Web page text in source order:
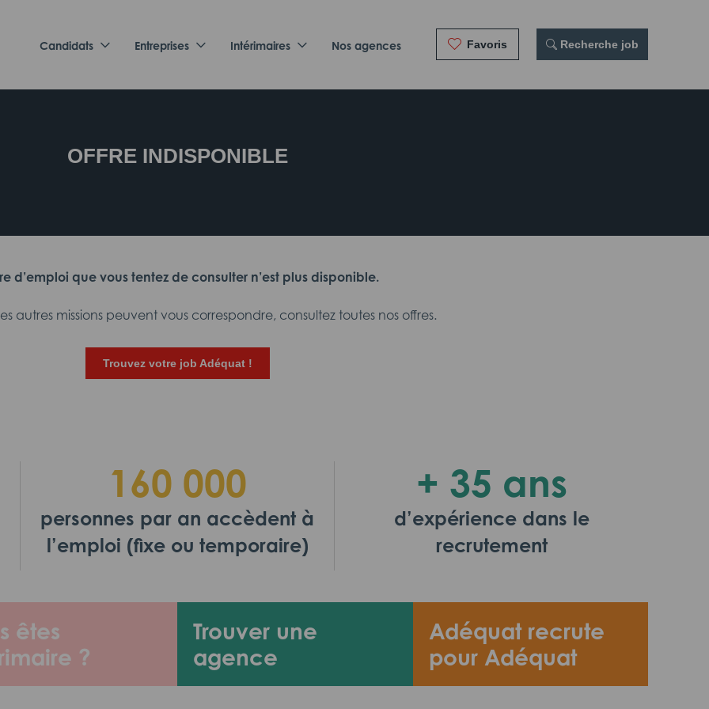
Candidats Entreprises Intérimaires Nos agences Favoris Recherche job
OFFRE INDISPONIBLE
d’emploi que vous tentez de consulter n’est plus disponible.
autres missions peuvent vous correspondre, consultez toutes nos offres.
Trouvez votre job Adéquat !
êtes
?
Trouver une
agence
Adéquat recrute
pour Adéquat
160 000
personnes par an accèdent à
l’emploi (fixe ou temporaire)
+ 35 ans
d’expérience dans le
recrutement